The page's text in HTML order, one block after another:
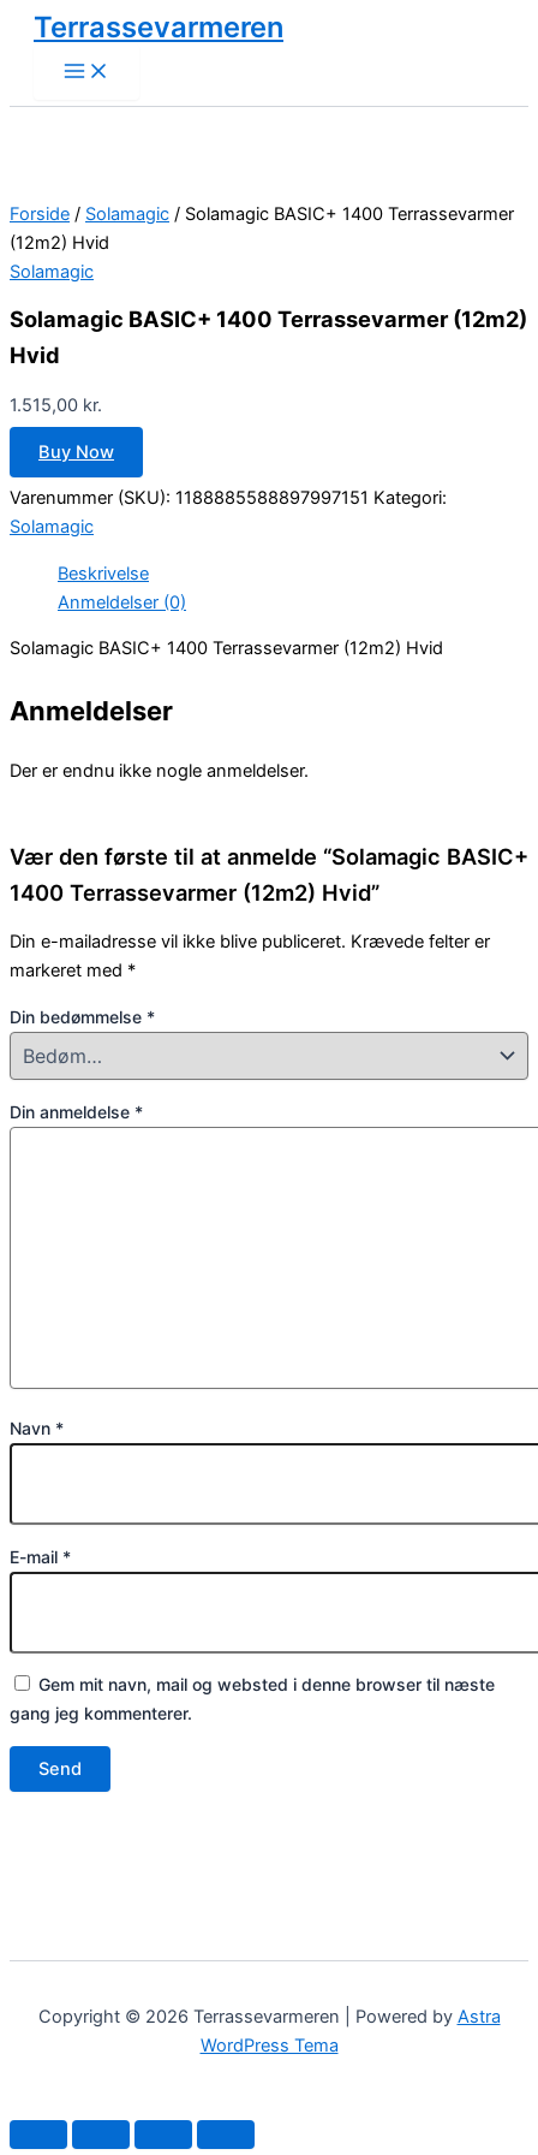
indholdet
Terrassevarmeren
Forside / Solamagic / Solamagic BASIC+ 1400 Terrassevarmer
(12m2) Hvid
Solamagic
Solamagic BASIC+ 1400 Terrassevarmer (12m2)
Hvid
1.515,00 kr.
Buy Now
Varenummer (SKU): 1188885588897997151 Kategori:
Solamagic
Beskrivelse
Anmeldelser (0)
Solamagic BASIC+ 1400 Terrassevarmer (12m2) Hvid
Anmeldelser
Der er endnu ikke nogle anmeldelser.
Vær den første til at anmelde “Solamagic BASIC+
1400 Terrassevarmer (12m2) Hvid”
Din e-mailadresse vil ikke blive publiceret. Krævede felter er
markeret med *
Din bedømmelse *
Din anmeldelse *
Navn *
E-mail *
Gem mit navn, mail og websted i denne browser til næste
gang jeg kommenterer.
Copyright © 2026 Terrassevarmeren | Powered by Astra
WordPress Tema